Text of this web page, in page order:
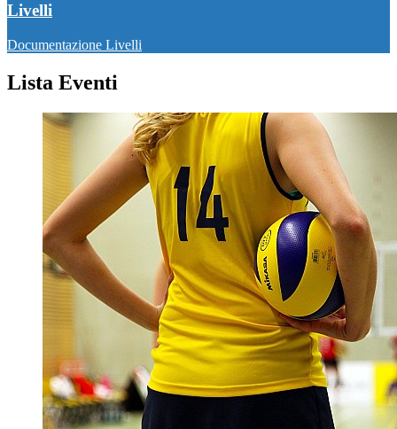
Livelli
Documentazione Livelli
Lista Eventi